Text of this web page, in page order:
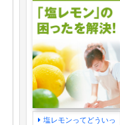
塩レモンってどういっ